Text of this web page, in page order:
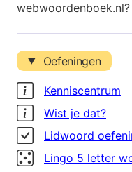
Oefeningen
Kenniscentrum
Wist je dat?
Lidwoord
Lingo 5 letter